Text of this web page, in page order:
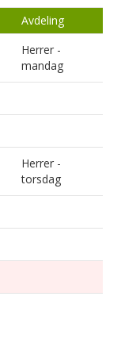
Avdeling
Herrer -
mandag
Herrer -
torsdag